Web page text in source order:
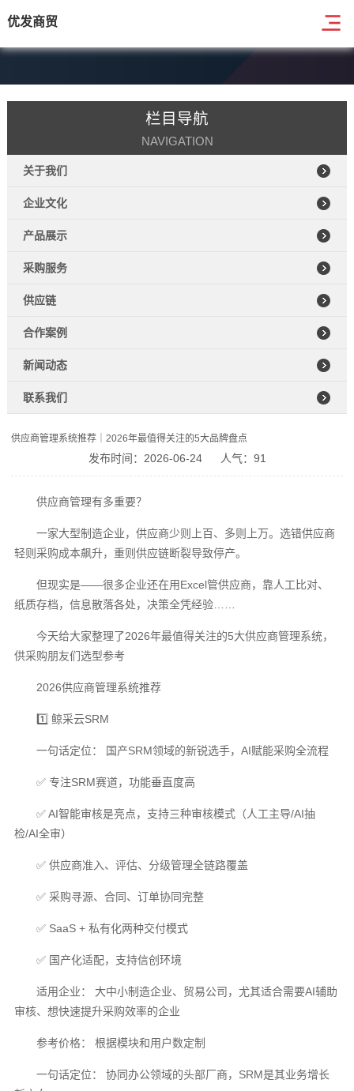
优发商贸
栏目导航
NAVIGATION
关于我们
企业文化
产品展示
采购服务
供应链
合作案例
新闻动态
联系我们
供应商管理系统推荐｜2026年最值得关注的5大品牌盘点
发布时间：2026-06-24 人气：91
供应商管理有多重要？
一家大型制造企业，供应商少则上百、多则上万。选错供应商
轻则采购成本飙升，重则供应链断裂导致停产。
但现实是——很多企业还在用Excel管供应商，靠人工比对、
纸质存档，信息散落各处，决策全凭经验……
今天给大家整理了2026年最值得关注的5大供应商管理系统，
供采购朋友们选型参考
2026供应商管理系统推荐
1️⃣ 鲸采云SRM
一句话定位： 国产SRM领域的新锐选手，AI赋能采购全流程
✅ 专注SRM赛道，功能垂直度高
✅ AI智能审核是亮点，支持三种审核模式（人工主导/AI抽
检/AI全审）
✅ 供应商准入、评估、分级管理全链路覆盖
✅ 采购寻源、合同、订单协同完整
✅ SaaS + 私有化两种交付模式
✅ 国产化适配，支持信创环境
适用企业： 大中小制造企业、贸易公司，尤其适合需要AI辅助
审核、想快速提升采购效率的企业
参考价格： 根据模块和用户数定制
一句话定位： 协同办公领域的头部厂商，SRM是其业务增长